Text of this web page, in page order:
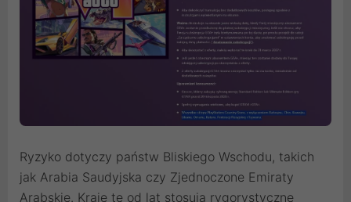
Ryzyko dotyczy państw Bliskiego Wschodu, takich
jak Arabia Saudyjska czy Zjednoczone Emiraty
Arabskie. Kraje te od lat stosują rygorystyczne